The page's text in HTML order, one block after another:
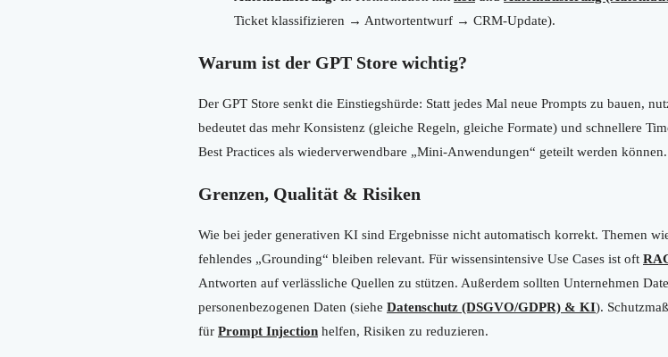
Ticket klassifizieren → Antwortentwurf → CRM-Update).
Warum ist der GPT Store wichtig?
Der GPT Store senkt die Einstiegshürde: Statt jedes Mal neue Prompts zu bauen,
bedeutet das mehr Konsistenz (gleiche Regeln, gleiche Formate) und schnellere
Best Practices als wiederverwendbare „Mini-Anwendungen“ geteilt werden können.
Grenzen, Qualität & Risiken
Wie bei jeder generativen KI sind Ergebnisse nicht automatisch korrekt. Themen
fehlendes „Grounding“ bleiben relevant. Für wissensintensive Use Cases ist oft
Antworten auf verlässliche Quellen zu stützen. Außerdem sollten Unternehmen
personenbezogenen Daten (siehe Datenschutz (DSGVO/GDPR) & KI).
für Prompt Injection helfen, Risiken zu reduzieren.